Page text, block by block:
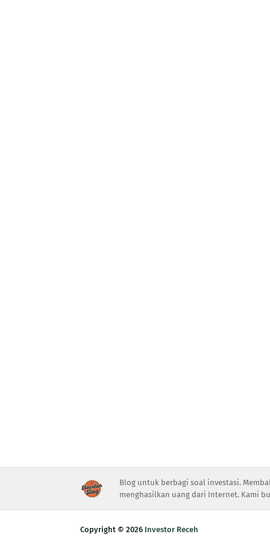
Blog untuk berbagi soal investasi.
menghasilkan uang dari Internet. Kami
Copyright © 2026 Investor Receh